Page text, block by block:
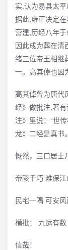
实,认为易县太
据此,雍正决定
营建,历经八年
因此成为葬在清
绪三位帝王相继
一。高其倬也因
高其倬曾为唐代
经》做批注,著
注》里说：“世
龙》二经是真书
慨然，三口居士
帝陵千巧 难保
民宅一隅 可安
横批： 九运有数
信哉！